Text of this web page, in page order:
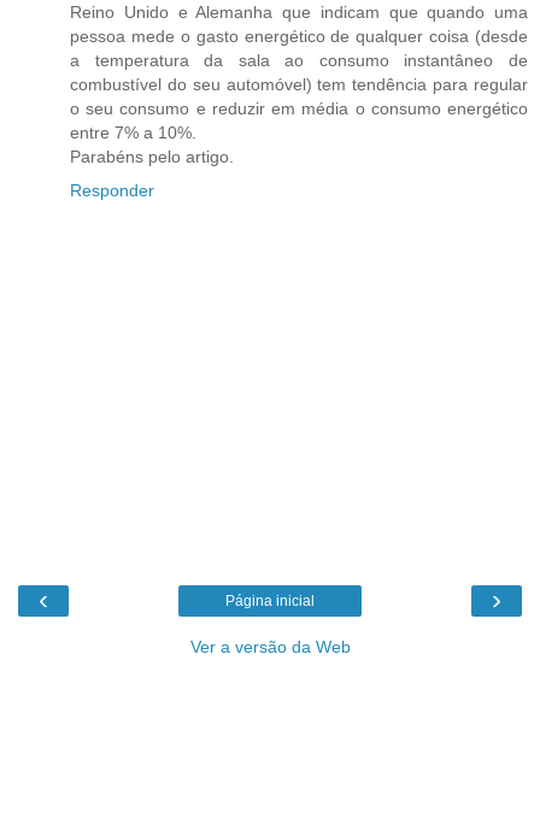
Reino Unido e Alemanha que indicam que quando uma
pessoa mede o gasto energético de qualquer coisa (desde
a temperatura da sala ao consumo instantâneo de
combustível do seu automóvel) tem tendência para regular
o seu consumo e reduzir em média o consumo energético
entre 7% a 10%.
Parabéns pelo artigo.
Responder
‹ ›
Página inicial
Ver a versão da Web